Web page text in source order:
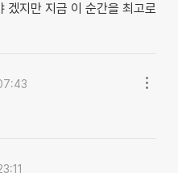
겠지만 지금 이 순간을 최고로